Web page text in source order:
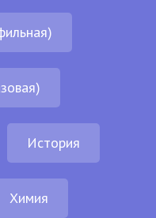
История
Химия